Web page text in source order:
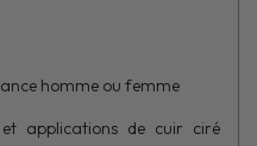
homme ou femme
applications de cuir ciré